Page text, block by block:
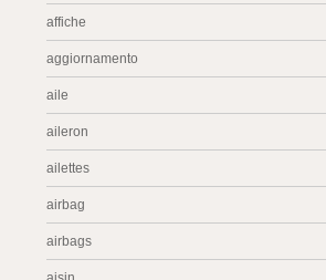
affiche
aggiornamento
aile
aileron
ailettes
airbag
airbags